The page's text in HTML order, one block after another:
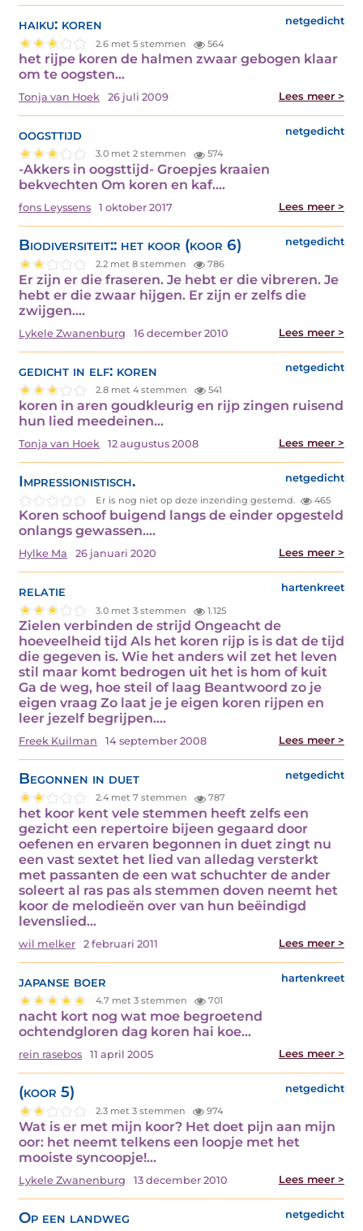
haiku: koren netgedicht
2.6 met 5 stemmen 564
het rijpe koren de halmen zwaar gebogen klaar
om te oogsten…
Tonja van Hoek 26 juli 2009 Lees meer >
oogsttijd netgedicht
3.0 met 2 stemmen 574
-Akkers in oogsttijd- Groepjes kraaien
bekvechten Om koren en kaf.…
fons Leyssens 1 oktober 2017 Lees meer >
Biodiversiteit:: het koor (koor 6) netgedicht
2.2 met 8 stemmen 786
Er zijn er die fraseren. Je hebt er die vibreren. Je
hebt er die zwaar hijgen. Er zijn er zelfs die
zwijgen.…
Lykele Zwanenburg 16 december 2010 Lees meer >
gedicht in elf: koren netgedicht
2.8 met 4 stemmen 541
koren in aren goudkleurig en rijp zingen ruisend
hun lied meedeinen…
Tonja van Hoek 12 augustus 2008 Lees meer >
Impressionistisch. netgedicht
Er is nog niet op deze inzending gestemd. 465
Koren schoof buigend langs de einder opgesteld
onlangs gewassen.…
Hylke Ma 26 januari 2020 Lees meer >
relatie hartenkreet
3.0 met 3 stemmen 1.125
Zielen verbinden de strijd Ongeacht de
hoeveelheid tijd Als het koren rijp is is dat de tijd
die gegeven is. Wie het anders wil zet het leven
stil maar komt bedrogen uit het is hom of kuit
Ga de weg, hoe steil of laag Beantwoord zo je
eigen vraag Zo laat je je eigen koren rijpen en
leer jezelf begrijpen.…
Freek Kuilman 14 september 2008 Lees meer >
Begonnen in duet netgedicht
2.4 met 7 stemmen 787
het koor kent vele stemmen heeft zelfs een
gezicht een repertoire bijeen gegaard door
oefenen en ervaren begonnen in duet zingt nu
een vast sextet het lied van alledag versterkt
met passanten de een wat schuchter de ander
soleert al ras pas als stemmen doven neemt het
koor de melodieën over van hun beëindigd
levenslied…
wil melker 2 februari 2011 Lees meer >
japanse boer hartenkreet
4.7 met 3 stemmen 701
nacht kort nog wat moe begroetend
ochtendgloren dag koren hai koe…
rein rasebos 11 april 2005 Lees meer >
(koor 5) netgedicht
2.3 met 3 stemmen 974
Wat is er met mijn koor? Het doet pijn aan mijn
oor: het neemt telkens een loopje met het
mooiste syncoopje!…
Lykele Zwanenburg 13 december 2010 Lees meer >
Op een landweg netgedicht